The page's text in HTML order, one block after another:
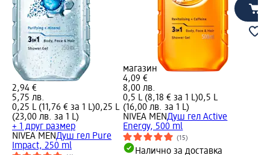
2,94 €
5,75 лв.
0,25 L (11,76 € за 1 L)0,25 L
(23,00 лв. за 1 L)
+ 1 друг размер
NIVEA MENДуш гел Pure
Impact, 250 ml
магазин
4,09 €
8,00 лв.
0,5 L (8,18 € за 1 L)0,5 L
(16,00 лв. за 1 L)
NIVEA MENДуш гел Active
Energy, 500 ml
(15)
Налично за доставка